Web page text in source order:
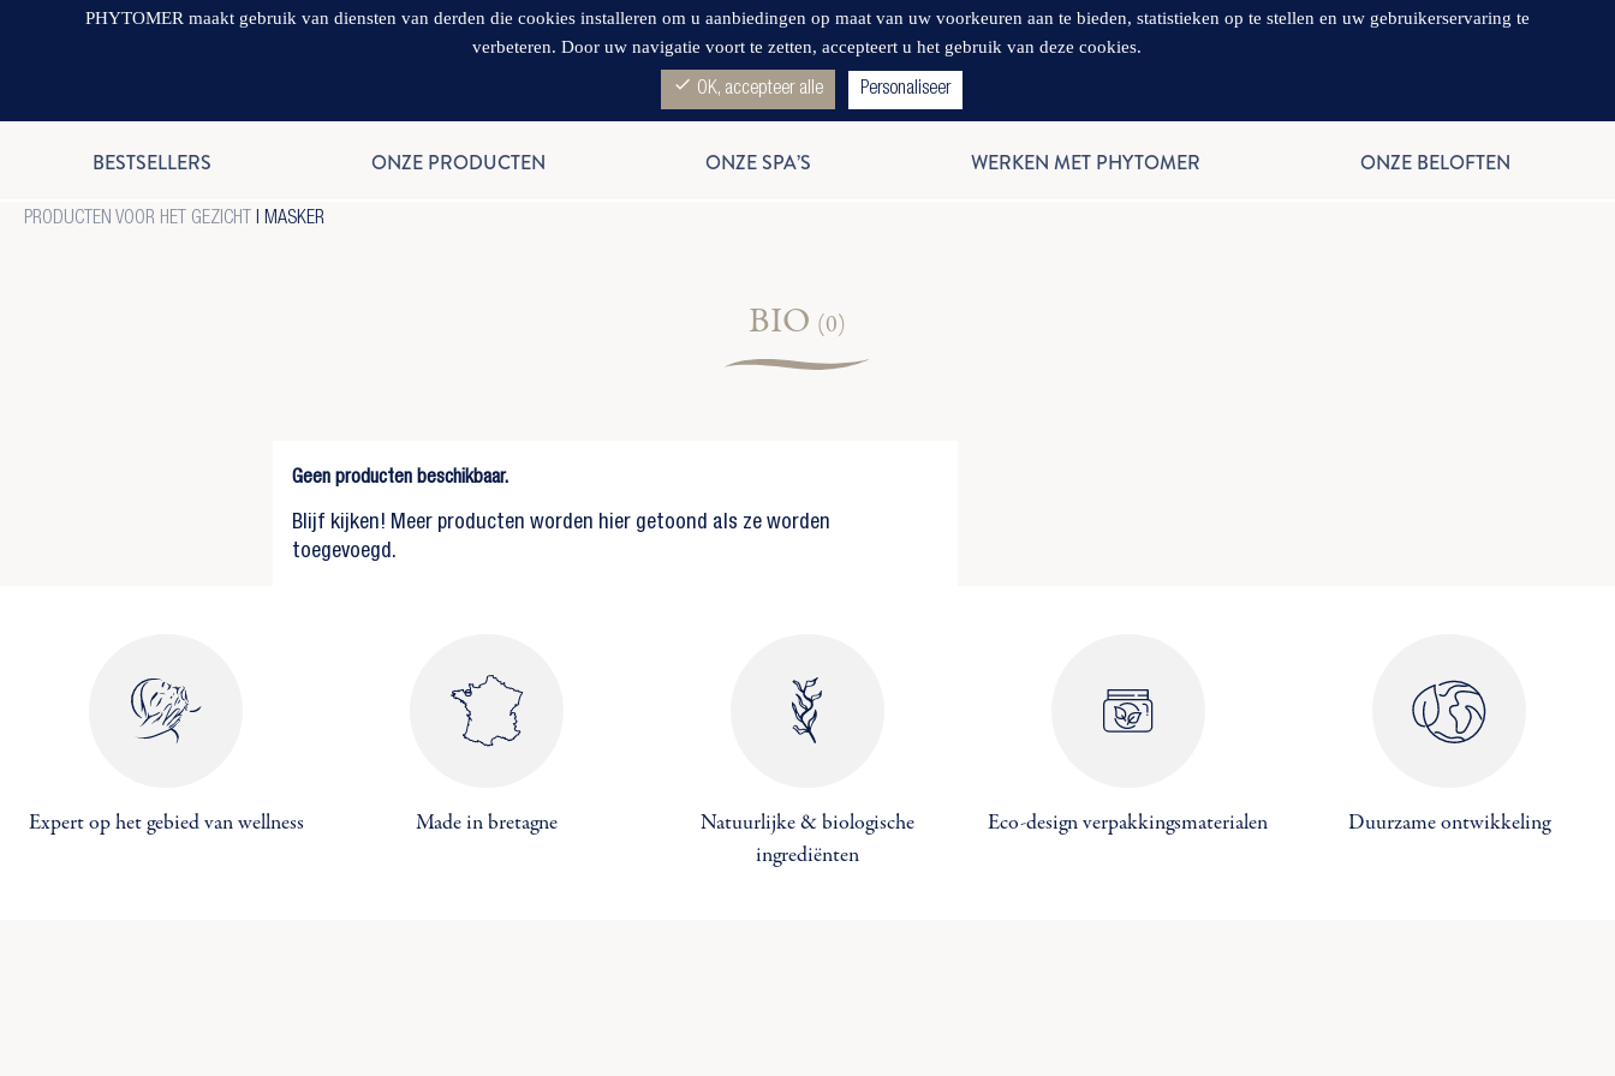
BESTSELLERS ONZE PRODUCTEN ONZE SPA’S WERKEN MET PHYTOMER ONZE BELOFTEN
PRODUCTEN VOOR HET GEZICHT | MASKER
BIO (0)
Geen producten beschikbaar.
Blijf kijken! Meer producten worden hier getoond als ze worden
toegevoegd.
Expert op het gebied van wellness Made in bretagne
Natuurlijke & biologische
ingrediënten
Eco-design verpakkingsmaterialen Duurzame ontwikkeling
PHYTOMER maakt gebruik van diensten van derden die cookies installeren om u aanbiedingen op maat van uw voorkeuren aan te bieden, statistieken op te stellen en uw gebruikerservaring te
verbeteren. Door uw navigatie voort te zetten, accepteert u het gebruik van deze cookies.
check OK, accepteer alle Personaliseer